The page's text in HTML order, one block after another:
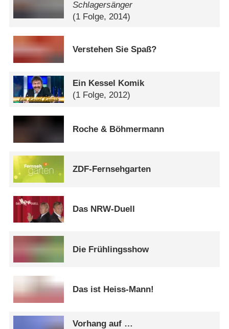
Schlagersänger
(1 Folge, 2014)
Verstehen Sie Spaß?
Ein Kessel Komik
(1 Folge, 2012)
Roche & Böhmermann
ZDF-Fernsehgarten
Das NRW-Duell
Die Frühlingsshow
Das ist Heiss-Mann!
Vorhang auf …